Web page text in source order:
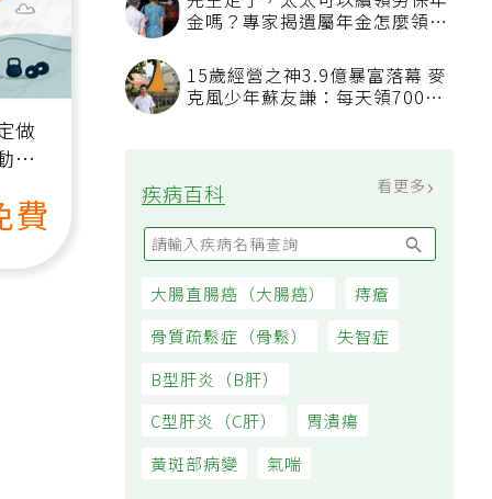
先生走了，太太可以續領勞保年
金嗎？專家揭遺屬年金怎麼領，
15歲經營之神3.9億暴富落幕 麥
克風少年蘇友謙：每天領700元
疾病百科
大腸直腸癌（大腸癌）
痔瘡
骨質疏鬆症（骨鬆）
失智症
B型肝炎（B肝）
C型肝炎（C肝）
做
、
能
費